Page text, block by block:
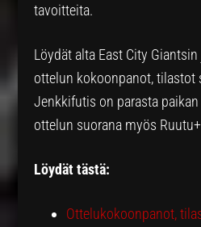
tavoitteita.
Löydät alta East City
ottelun kokoonpanot, tilastot
Jenkkifutis on parasta
ottelun suorana myös
Löydät tästä:
Ottelukokoonpanot,